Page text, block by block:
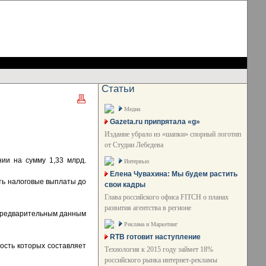
на сумму 1,33 млрд.
налоговые выплаты до
данным
которых составляет
Статьи
Медиа
Gazeta.ru припрятала «g»
Издание убрало из «шапки» спорный логотип
от Студии Лебедева
Интервью
Елена Чувахина: Мы будем растить
свои кадры
Глава российского офиса FITCH о планах
развития агентства в регионе
Реклама и Маркетинг
RTB готовит наступление
Технология к 2015 году займет 18%
российского рынка интернет-рекламы